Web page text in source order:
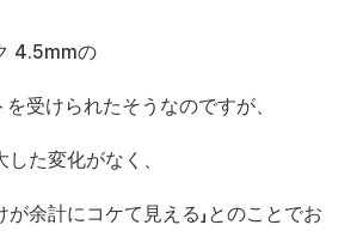
4.5mmの
受けられたそうなのですが、
した変化がなく、
余計にコケて見える」とのことでお